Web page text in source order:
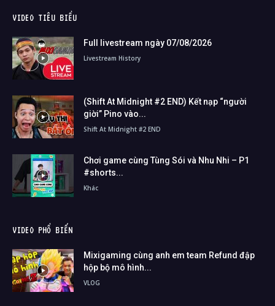
VIDEO TIÊU BIỂU
Full livestream ngày 07/08/2026
Livestream History
(Shift At Midnight #2 END) Kết nạp “người
giời” Pino vào...
Shift At Midnight #2 END
Chơi game cùng Tùng Sói và Nhu Nhi – P1
#shorts...
Khác
VIDEO PHỔ BIẾN
Mixigaming cùng anh em team Refund đập
hộp bộ mô hình...
VLOG